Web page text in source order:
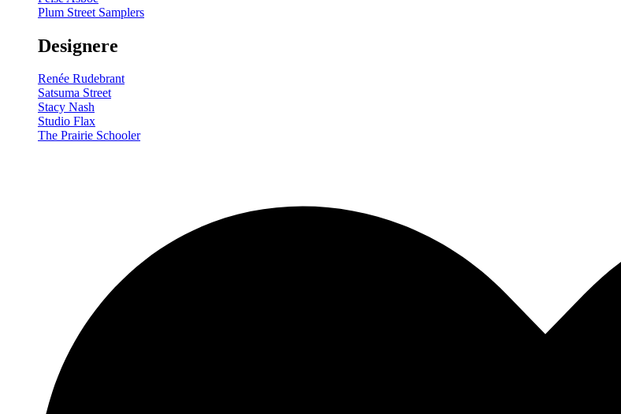
Plum Street Samplers
Designere
Renée Rudebrant
Satsuma Street
Stacy Nash
Studio Flax
The Prairie Schooler